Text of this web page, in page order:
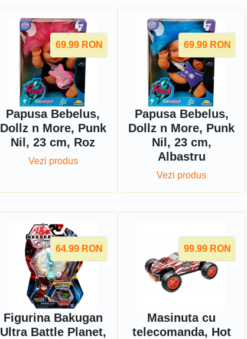
69.99 RON
Papusa Bebelus,
Dollz n More, Punk
Nil, 23 cm, Roz
Vezi produs
69.99 RON
Papusa Bebelus,
Dollz n More, Punk
Nil, 23 cm,
Albastru
Vezi produs
64.99 RON
Figurina Bakugan
Ultra Battle Planet,
99.99 RON
Masinuta cu
telecomanda, Hot